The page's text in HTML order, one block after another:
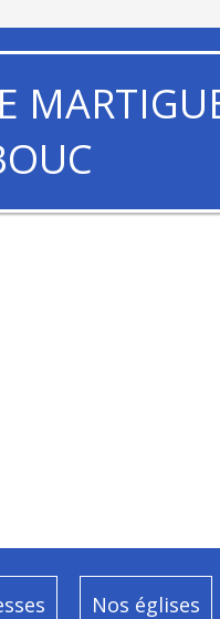
Nos églises